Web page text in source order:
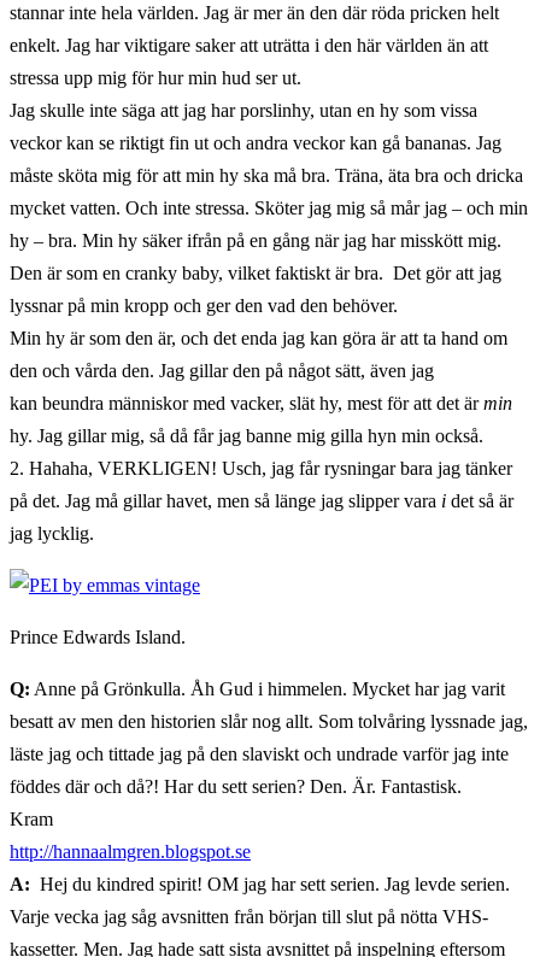
stannar inte hela världen. Jag är mer än den där röda pricken helt
enkelt. Jag har viktigare saker att uträtta i den här världen än att
stressa upp mig för hur min hud ser ut.
Jag skulle inte säga att jag har porslinhy, utan en hy som vissa
veckor kan se riktigt fin ut och andra veckor kan gå bananas. Jag
måste sköta mig för att min hy ska må bra. Träna, äta bra och dricka
mycket vatten. Och inte stressa. Sköter jag mig så mår jag – och min
hy – bra. Min hy säker ifrån på en gång när jag har misskött mig.
Den är som en cranky baby, vilket faktiskt är bra. Det gör att jag
lyssnar på min kropp och ger den vad den behöver.
Min hy är som den är, och det enda jag kan göra är att ta hand om
den och vårda den. Jag gillar den på något sätt, även jag
kan beundra människor med vacker, slät hy, mest för att det ärmin
hy. Jag gillar mig, så då får jag banne mig gilla hyn min också.
2. Hahaha, VERKLIGEN! Usch, jag får rysningar bara jag tänker
på det. Jag må gillar havet, men så länge jag slipper vara i det så är
jag lycklig.
Prince Edwards Island.
Q: Anne på Grönkulla. Åh Gud i himmelen. Mycket har jag varit
besatt av men den historien slår nog allt. Som tolvåring lyssnade jag,
läste jag och tittade jag på den slaviskt och undrade varför jag inte
föddes där och då?! Har du sett serien? Den. Är. Fantastisk.
Kram
http://hannaalmgren.blogspot.se
A: Hej du kindred spirit! OM jag har sett serien. Jag levde serien.
Varje vecka jag såg avsnitten från början till slut på nötta VHS-
kassetter. Men. Jag hade satt sista avsnittet på inspelning eftersom